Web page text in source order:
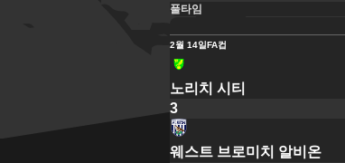
풀타임
2월 14일FA컵
노리치 시티
3
웨스트 브로미치 알비온